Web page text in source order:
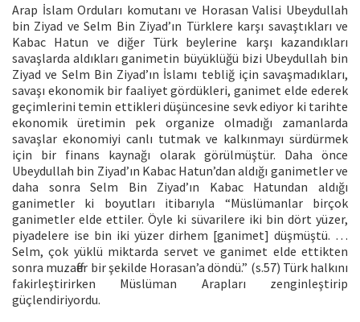
Arap İslam Orduları komutanı ve Horasan Valisi Ubeydullah
bin Ziyad ve Selm Bin Ziyad’ın Türklere karşı savaştıkları ve
Kabac Hatun ve diğer Türk beylerine karşı kazandıkları
savaşlarda aldıkları ganimetin büyüklüğü bizi Ubeydullah bin
Ziyad ve Selm Bin Ziyad’ın İslamı tebliğ için savaşmadıkları,
savaşı ekonomik bir faaliyet gördükleri, ganimet elde ederek
geçimlerini temin ettikleri düşüncesine sevk ediyor ki tarihte
ekonomik üretimin pek organize olmadığı zamanlarda
savaşlar ekonomiyi canlı tutmak ve kalkınmayı sürdürmek
için bir finans kaynağı olarak görülmüştür. Daha önce
Ubeydullah bin Ziyad’ın Kabac Hatun’dan aldığı ganimetler ve
daha sonra Selm Bin Ziyad’ın Kabac Hatundan aldığı
ganimetler ki boyutları itibarıyla “Müslümanlar birçok
ganimetler elde ettiler. Öyle ki süvarilere iki bin dört yüzer,
piyadelere ise bin iki yüzer dirhem [ganimet] düşmüştü. …
Selm, çok yüklü miktarda servet ve ganimet elde ettikten
sonra muzaffer bir şekilde Horasan’a döndü.” (s.57) Türk halkını
fakirleştirirken Müslüman Arapları zenginleştirip
güçlendiriyordu.